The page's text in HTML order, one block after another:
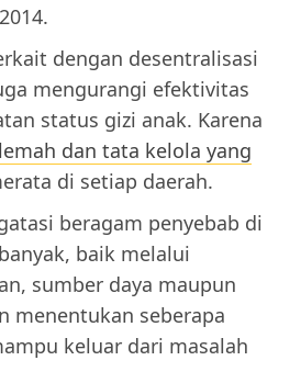
dengan desentralisasi
mengurangi efektivitas
status gizi anak. Karena
lemah dan tata kelola yang
di setiap daerah.
beragam penyebab di
baik melalui
sumber daya maupun
menentukan seberapa
keluar dari masalah